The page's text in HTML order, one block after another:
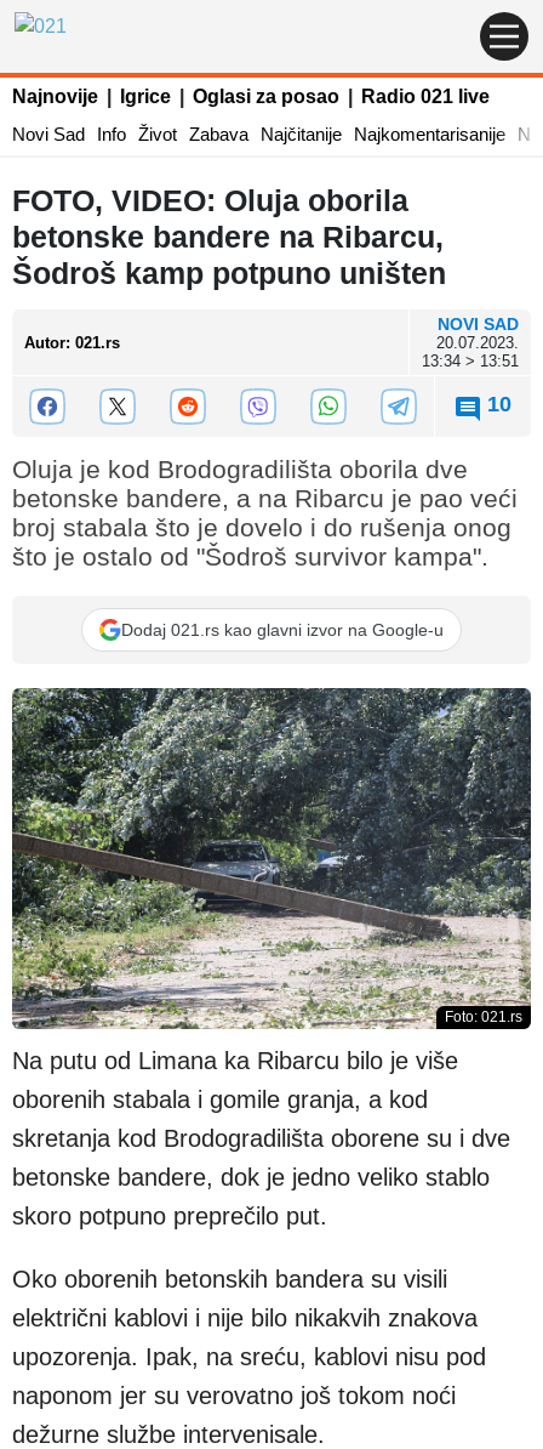
Najnovije Igrice Oglasi za posao
Radio 021 live
Novi Sad
Info Život Zabava Najčitanije Najkomentarisanije
FOTO, VIDEO: Oluja oborila
betonske bandere na Ribarcu,
Šodroš kamp potpuno uništen
Autor: 021.rs
NOVI SAD
20.07.2023.
13:34 > 13:51
10
Oluja je kod Brodogradilišta oborila dve
betonske bandere, a na Ribarcu je pao veći
broj stabala što je dovelo i do rušenja onog
što je ostalo od "Šodroš survivor kampa".
Dodaj 021.rs kao glavni izvor na Google-u
Foto: 021.rs
Na putu od Limana ka Ribarcu bilo je više
oborenih stabala i gomile granja, a kod
skretanja kod Brodogradilišta oborene su i dve
betonske bandere, dok je jedno veliko stablo
skoro potpuno preprečilo put.
Oko oborenih betonskih bandera su visili
električni kablovi i nije bilo nikakvih znakova
upozorenja. Ipak, na sreću, kablovi nisu pod
naponom jer su verovatno još tokom noći
dežurne službe intervenisale.